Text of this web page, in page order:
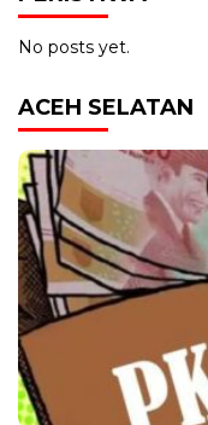
No posts yet.
ACEH SELATAN